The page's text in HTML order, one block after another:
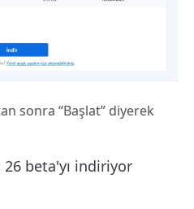
sonra “Başlat” diyerek